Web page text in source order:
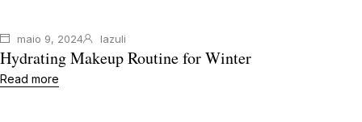
maio 9, 2024 lazuli
Hydrating Makeup Routine for Winter
Read more